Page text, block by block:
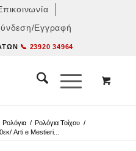
Εγγραφή
📞 23920 34964
Ρολόγια / Ρολόγια Τοίχου /
Arti e Mestieri...